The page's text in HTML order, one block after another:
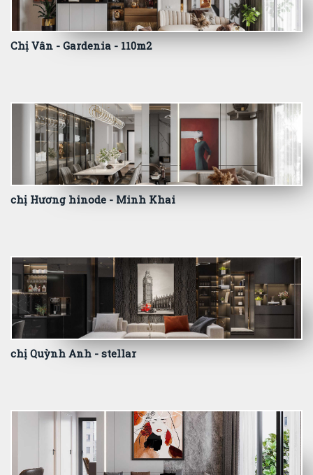
Chị Vân - Gardenia - 110m2
chị Hương hinode - Minh Khai
chị Quỳnh Anh - stellar